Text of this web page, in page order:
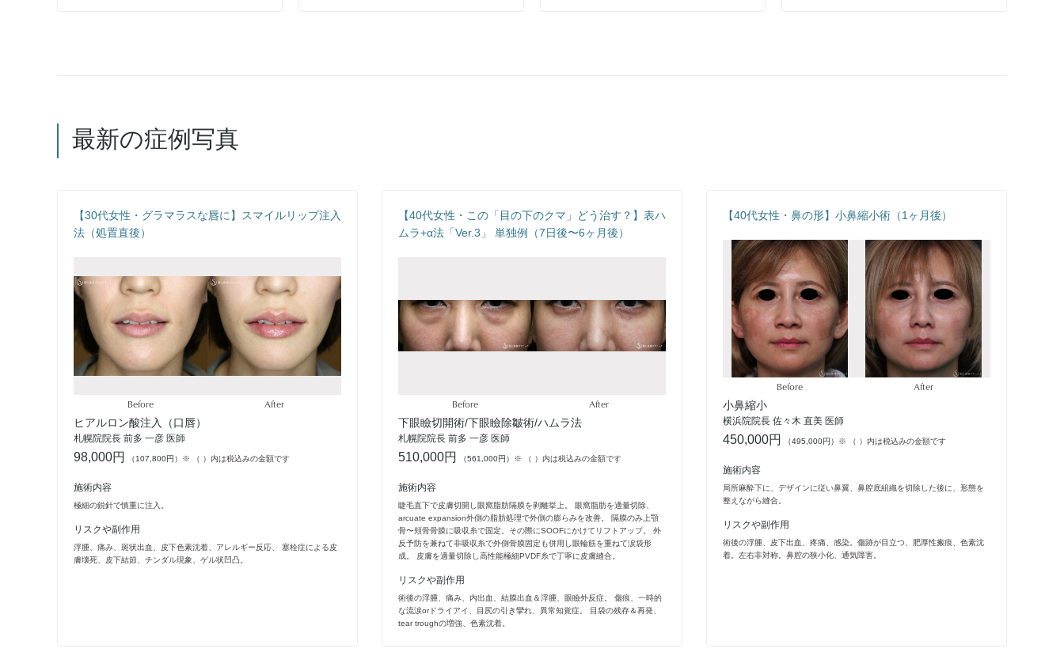
最新の症例写真
【30代女性・グラマラスな唇に】スマイルリップ注入
法（処置直後）
Before After
ヒアルロン酸注入（口唇）
札幌院院長 前多 一彦 医師
98,000円 （107,800円） ※ （ ）内は税込みの金額です
施術内容
極細の鋭針で慎重に注入。
リスクや副作用
浮腫、痛み、斑状出血、皮下色素沈着、アレルギー反応、 塞栓症による皮
膚壊死、皮下結節、チンダル現象、ゲル状凹凸。
【40代女性・この「目の下のクマ」どう治す？】表ハ
ムラ+α法「Ver.3」 単独例（7日後〜6ヶ月後）
Before After
下眼瞼切開術/下眼瞼除皺術/ハムラ法
札幌院院長 前多 一彦 医師
510,000円 （561,000円） ※ （ ）内は税込みの金額です
施術内容
睫毛直下で皮膚切開し眼窩脂肪隔膜を剥離挙上。 眼窩脂肪を適量切除、
arcuate expansion外側の脂肪処理で外側の膨らみを改善。 隔膜のみ上顎
骨〜頬骨骨膜に吸収糸で固定。その際にSOOFにかけてリフトアップ。 外
反予防を兼ねて非吸収糸で外側骨膜固定も併用し眼輪筋を重ねて涙袋形
成。 皮膚を適量切除し高性能極細PVDF糸で丁寧に皮膚縫合。
リスクや副作用
術後の浮腫、痛み、内出血、結膜出血＆浮腫、眼瞼外反症。 傷痕、一時的
な流涙orドライアイ、目尻の引き攣れ、異常知覚症。 目袋の残存＆再発、
tear troughの増強、色素沈着。
【40代女性・鼻の形】小鼻縮小術（1ヶ月後）
Before After
小鼻縮小
横浜院院長 佐々木 直美 医師
450,000円 （495,000円） ※ （ ）内は税込みの金額です
施術内容
局所麻酔下に、デザインに従い鼻翼、鼻腔底組織を切除した後に、形態を
整えながら縫合。
リスクや副作用
術後の浮腫、皮下出血、疼痛、感染。傷跡が目立つ、肥厚性瘢痕、色素沈
着。左右非対称。鼻腔の狭小化、通気障害。